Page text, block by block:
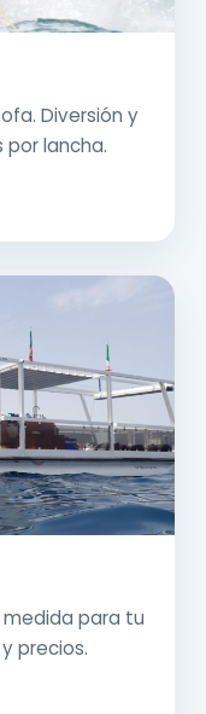
Diversión y
lancha.
medida para tu
precios.